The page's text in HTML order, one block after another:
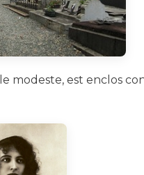
modeste, est enclos